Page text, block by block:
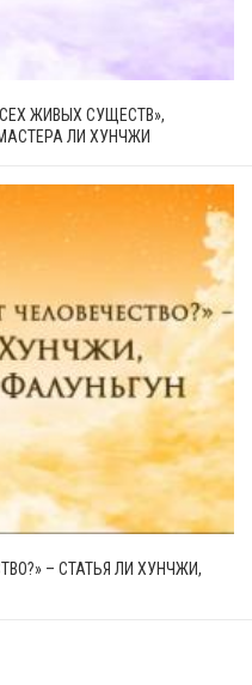
ЖИВЫХ СУЩЕСТВ»,
ЛИ ХУНЧЖИ
– СТАТЬЯ ЛИ ХУНЧЖИ,